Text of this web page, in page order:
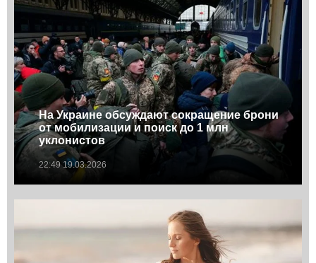
На Украине обсуждают сокращение брони
от мобилизации и поиск до 1 млн
уклонистов
22:49 19.03.2026